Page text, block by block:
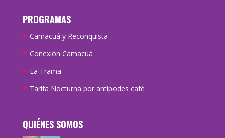
PROGRAMAS
Camacuá y Reconquista
Conexión Camacuá
La Trama
Tarifa Nocturna por antipodes café
QUIÉNES SOMOS